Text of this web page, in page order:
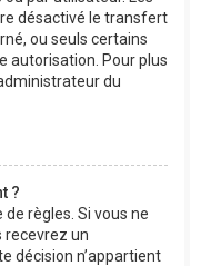
désactivé le transfert
ou seuls certains
autorisation. Pour plus
du
?
règles. Si vous ne
recevrez un
décision n’appartient